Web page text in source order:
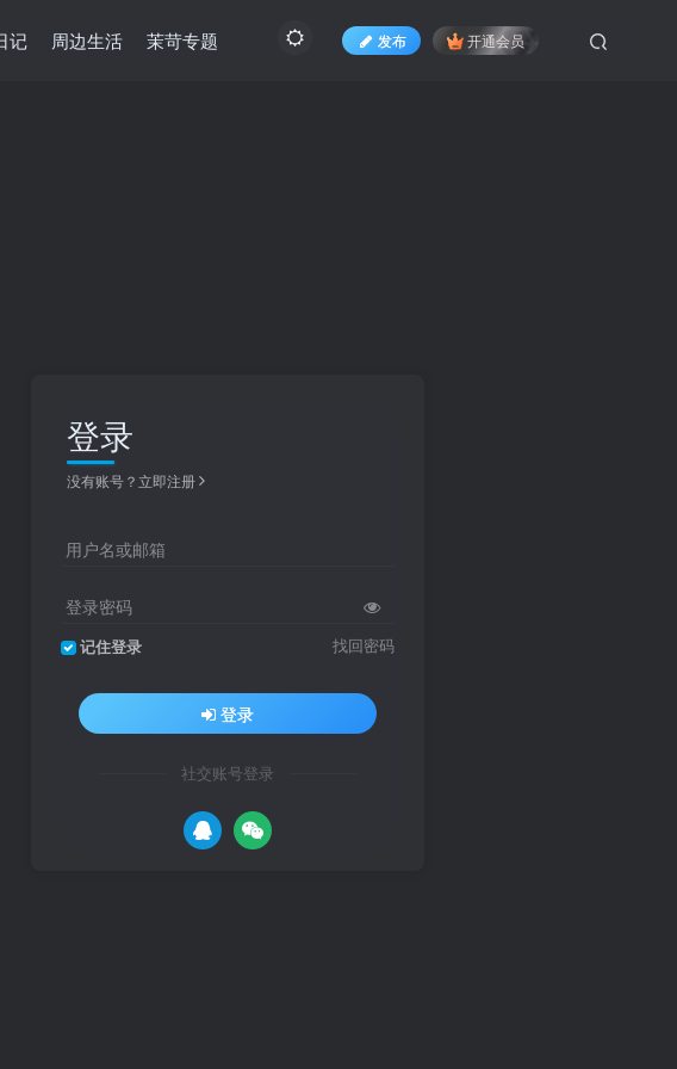
发布 开通会员
记 周边生活 茉苛专题
登录
没有账号？立即注册
用户名或邮箱
登录密码
记住登录 找回密码
登录
社交账号登录